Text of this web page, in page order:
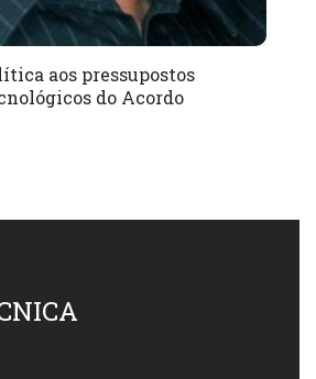
aos pressupostos
do Acordo